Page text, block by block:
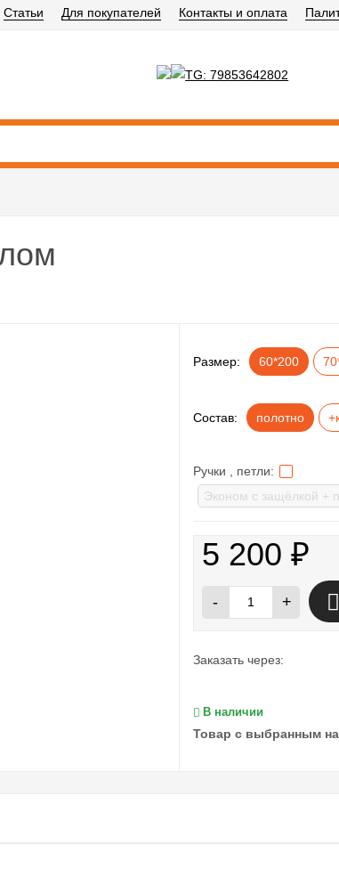
Статьи Для покупателей Контакты и оплата
Размер: 60*200
Состав: полотно
Ручки , петли:
5 200₽
- +
Заказать через:
В наличии
Товар с выбранным